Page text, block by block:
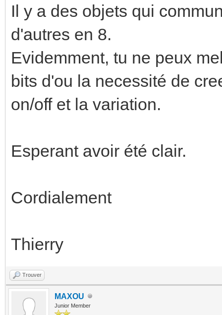
Il y a des objets qui
d'autres en 8.
Evidemment, tu ne peux
bits d'ou la necessité de
on/off et la variation.
Esperant avoir été clair.
Cordialement
Thierry
Trouver
MAXOU
Junior Member